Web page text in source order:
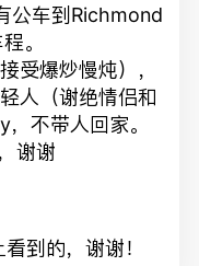
公车到Richmond
。
受爆炒慢炖），
人（谢绝情侣和
不带人回家。
谢谢
到的，谢谢！